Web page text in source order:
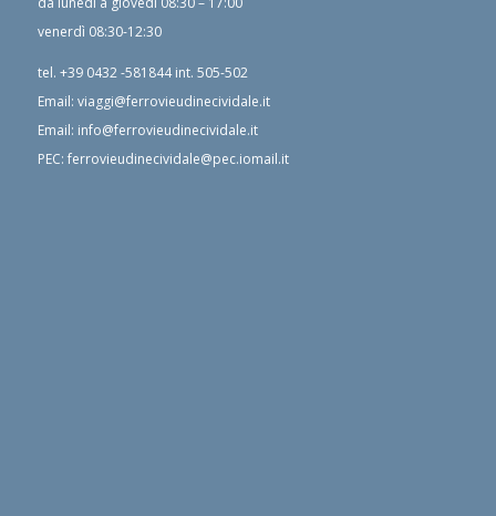
venerdì 08:30-12:30
tel. +39 0432 -581844int. 505-502
Email: viaggi@ferrovieudinecividale.it
Email: info@ferrovieudinecividale.it
PEC: ferrovieudinecividale@pec.iomail.it